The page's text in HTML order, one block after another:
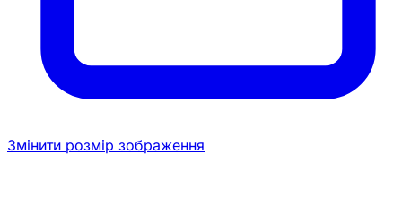
Змінити розмір зображення